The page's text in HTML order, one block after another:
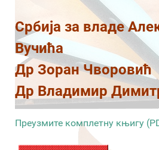
Србија за владе
Вучића
Др Зоран Чворовић
Др Владимир
Преузмите комплетну књигу